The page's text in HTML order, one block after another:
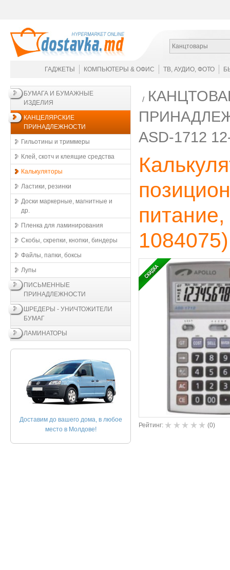
Канцтовары
ГАДЖЕТЫ КОМПЬЮТЕРЫ & ОФИС ТВ, АУДИО, ФОТО
БУМАГА И БУМАЖНЫЕ
ИЗДЕЛИЯ
КАНЦЕЛЯРСКИЕ
ПРИНАДЛЕЖНОСТИ
Гильотины и триммеры
Клей, скотч и клеящие средства
Калькуляторы
Ластики, резинки
Доски маркерные, магнитные и
др.
Пленка для ламинирования
Скобы, скрепки, кнопки, биндеры
Файлы, папки, боксы
Лупы
ПИСЬМЕННЫЕ
ПРИНАДЛЕЖНОСТИ
ШРЕДЕРЫ - УНИЧТОЖИТЕЛИ
БУМАГ
ЛАМИНАТОРЫ
Доставим до вашего дома, в любое
место в Молдове!
ASD-1712
1084075)
Рейтинг: (0)